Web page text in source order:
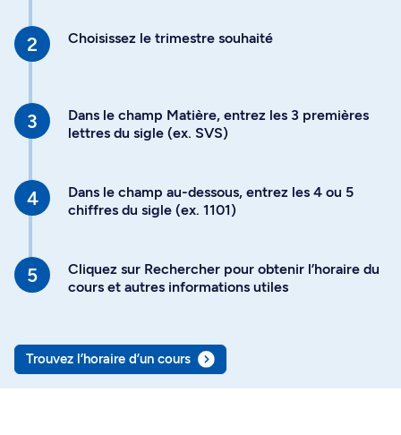
Choisissez le trimestre souhaité
Dans le champ Matière, entrez les 3 premières
lettres du sigle (ex. SVS)
Dans le champ au-dessous, entrez les 4 ou 5
chiffres du sigle (ex. 1101)
Cliquez sur Rechercher pour obtenir l’horaire du
cours et autres informations utiles
Trouvez l’horaire d’un cours